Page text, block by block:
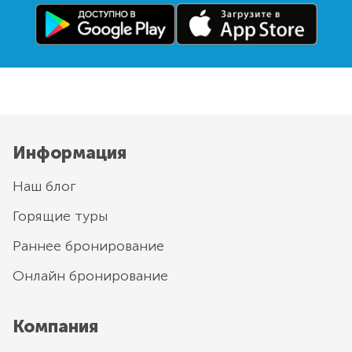
Информация
Наш блог
Горящие туры
Раннее бронирование
Онлайн бронирование
Компания